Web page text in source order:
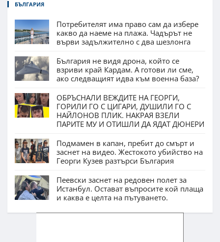
БЪЛГАРИЯ
Потребителят има право сам да избере
какво да наеме на плажа. Чадърът не
върви задължително с два шезлонга
България не видя дрона, който се
взриви край Кардам. А готови ли сме,
ако следващият идва към военна база?
ОБРЪСНАЛИ ВЕЖДИТЕ НА ГЕОРГИ,
ГОРИЛИ ГО С ЦИГАРИ, ДУШИЛИ ГО С
НАЙЛОНОВ ПЛИК. НАКРАЯ ВЗЕЛИ
ПАРИТЕ МУ И ОТИШЛИ ДА ЯДАТ ДЮНЕРИ
Подмамен в капан, пребит до смърт и
заснет на видео. Жестокото убийство на
Георги Кузев разтърси България
Пеевски заснет на редовен полет за
Истанбул. Остават въпросите кой плаща
и каква е целта на пътуването.